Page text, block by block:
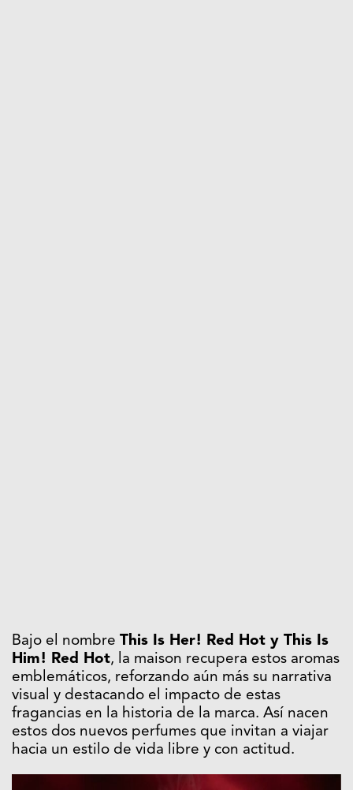
Bajo el nombre This Is Her! Red Hot y This Is
Him! Red Hot, la maison recupera estos aromas
emblemáticos, reforzando aún más su narrativa
visual y destacando el impacto de estas
fragancias en la historia de la marca. Así nacen
estos dos nuevos perfumes que invitan a viajar
hacia un estilo de vida libre y con actitud.